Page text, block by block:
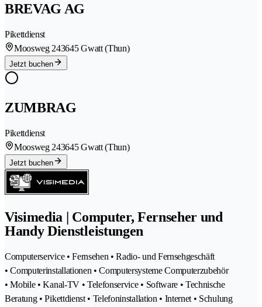
BREVAG AG
Pikettdienst
Moosweg 243645 Gwatt (Thun)
Jetzt buchen
ZUMBRAG
Pikettdienst
Moosweg 243645 Gwatt (Thun)
Jetzt buchen
Visimedia | Computer, Fernseher und
Handy Dienstleistungen
Computerservice • Fernsehen • Radio- und Fernsehgeschäft
• Computerinstallationen • Computersysteme Computerzubehör
• Mobile • Kanal-TV • Telefonservice • Software • Technische
Beratung • Pikettdienst • Telefoninstallation • Internet • Schulung